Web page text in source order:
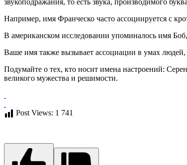
Например, имя Франческо часто ассоциируется с
В американском исследовании упоминалось имя
Ваше имя также вызывает ассоциации в умах
Подумайте о тех, кто носит имена настроений:
великого мужества и решимости.
Post Views: 1 741